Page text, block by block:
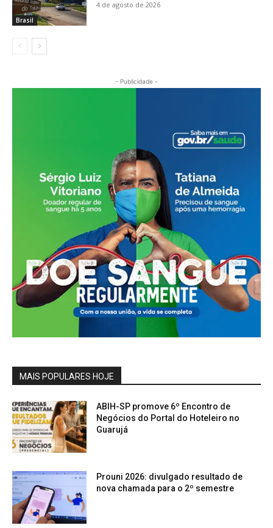
Brasil
4 de agosto de 2026
- Publicidade -
MAIS POPULARES HOJE
ABIH-SP promove 6º Encontro de
Negócios do Portal do Hoteleiro no
Guarujá
Prouni 2026: divulgado resultado de
nova chamada para o 2º semestre